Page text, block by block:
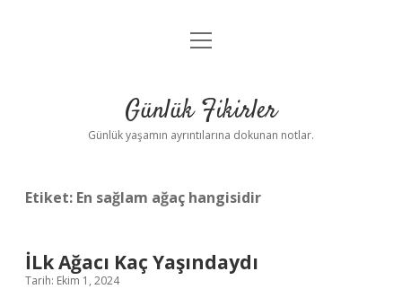
Anasayfa
Yasal Uyarı
menüyü
Günlük Fikirler
Günlük yaşamın ayrıntılarına dokunan notlar.
Etiket: En sağlam ağaç hangisidir
İLk Ağacı Kaç Yaşındaydı
Tarih: Ekim 1, 2024